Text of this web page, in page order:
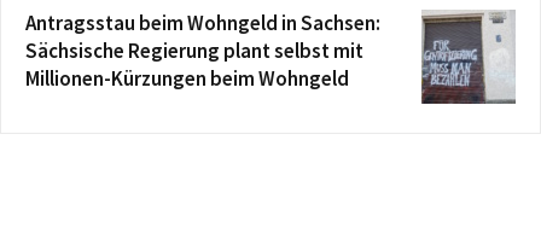
Antragsstau beim Wohngeld in Sachsen:
Sächsische Regierung plant selbst mit
Millionen-Kürzungen beim Wohngeld